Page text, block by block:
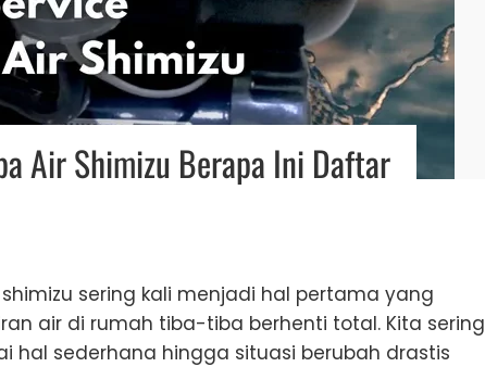
Air Shimizu Berapa Ini Daftar
sering kali menjadi hal pertama yang
air di rumah tiba-tiba berhenti total. Kita sering
hal sederhana hingga situasi berubah drastis